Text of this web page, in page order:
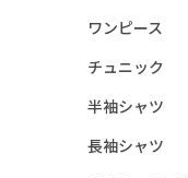
ワンピース
チュニック
半袖シャツ
長袖シャツ